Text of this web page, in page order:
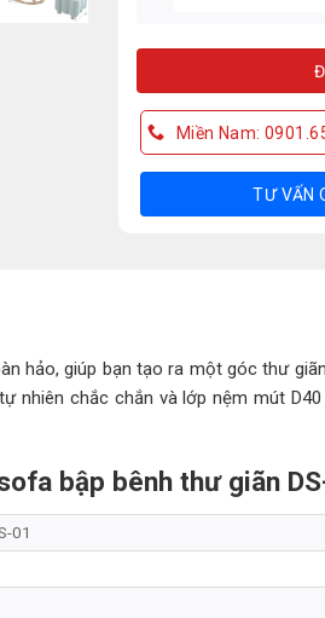
Miền Nam:
TƯ VẤN
hảo, giúp bạn tạo ra một góc thư
nhiên chắc chắn và lớp nệm mút
bập bênh thư giãn
01